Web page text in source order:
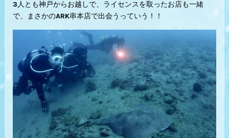
3人とも神戸からお越しで、ライセンスを取ったお店も一緒
で、まさかのARK串本店で出会うっていう！！